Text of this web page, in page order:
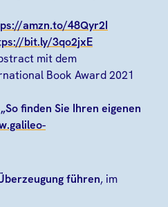
amzn.to/48Qyr2I
bit.ly/3qo2jxE
mit dem
Book Award 2021
„So finden Sie Ihren eigenen
führen, im